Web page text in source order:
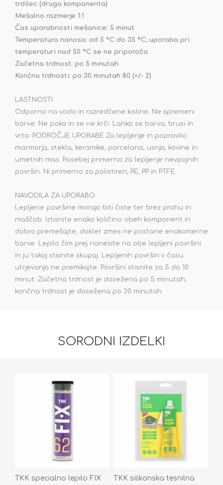
trdilec (druga komponenta)
Mešalno razmerje 1:1
Čas uporabnosti mešanice: 5 minut
Temperatura nanosa: od 5 °C do 35 °C; uporaba pri
temperaturi nad 50 °C se ne priporoča
Začetna trdnost: po 5 minutah
Končna trdnosti: po 30 minutah 80 (+/- 2)
LASTNOSTI
Odporno na vodo in razredčene kisline. Ne spremeni
barve. Ne poka in se ne krči. Lahko se barva, brusi in
vrta. PODROČJE UPORABE Za lepljenje in popravilo
marmorja, stekla, keramike, porcelana, usnja, kovine in
umetnih mas. Posebej primerno za lepljenje nevpojnih
površin. Ni primerno za polistiren, PE, PP in PTFE.
NAVODILA ZA UPORABO
Lepljene površine morajo biti čiste ter brez prahu in
maščob. Iztisnite enako količino obeh komponent in
dobro premešajte, dokler zmes ne postane enakomerne
barve. Lepilo čim prej nanesite na obe lepljeni površini
in ju takoj stisnite skupaj. Lepljenih površin v času
utrjevanja ne premikajte. Površini stisnite za 5 do 10
minut. Začetna trdnost je dosežena po 5 minutah,
končna trdnost je dosežena po 30 minutah.
SORODNI IZDELKI
TKK specialno lepilo FIX
TKK silikonska tesnilna